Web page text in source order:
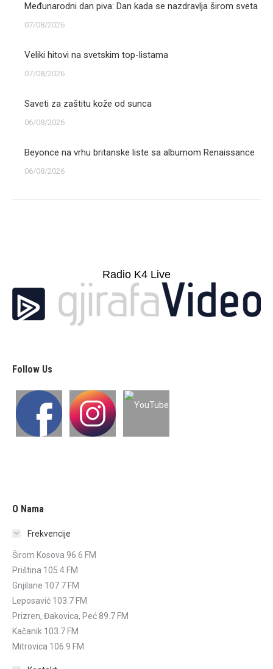
Međunarodni dan piva: Dan kada se nazdravlja širom sveta
07/08/2026
Veliki hitovi na svetskim top-listama
07/08/2026
Saveti za zaštitu kože od sunca
06/08/2026
Beyonce na vrhu britanske liste sa albumom Renaissance
06/08/2026
Radio K4 Live
Follow Us
O Nama
Frekvencije
Širom Kosova 96.6 FM
Priština 105.4 FM
Gnjilane 107.7 FM
Leposavić 103.7 FM
Prizren, Đakovica, Peć 89.7 FM
Kačanik 103.7 FM
Mitrovica 106.9 FM